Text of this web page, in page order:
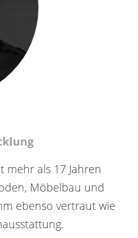
mehr als 17 Jahren
Möbelbau und
ebenso vertraut wie